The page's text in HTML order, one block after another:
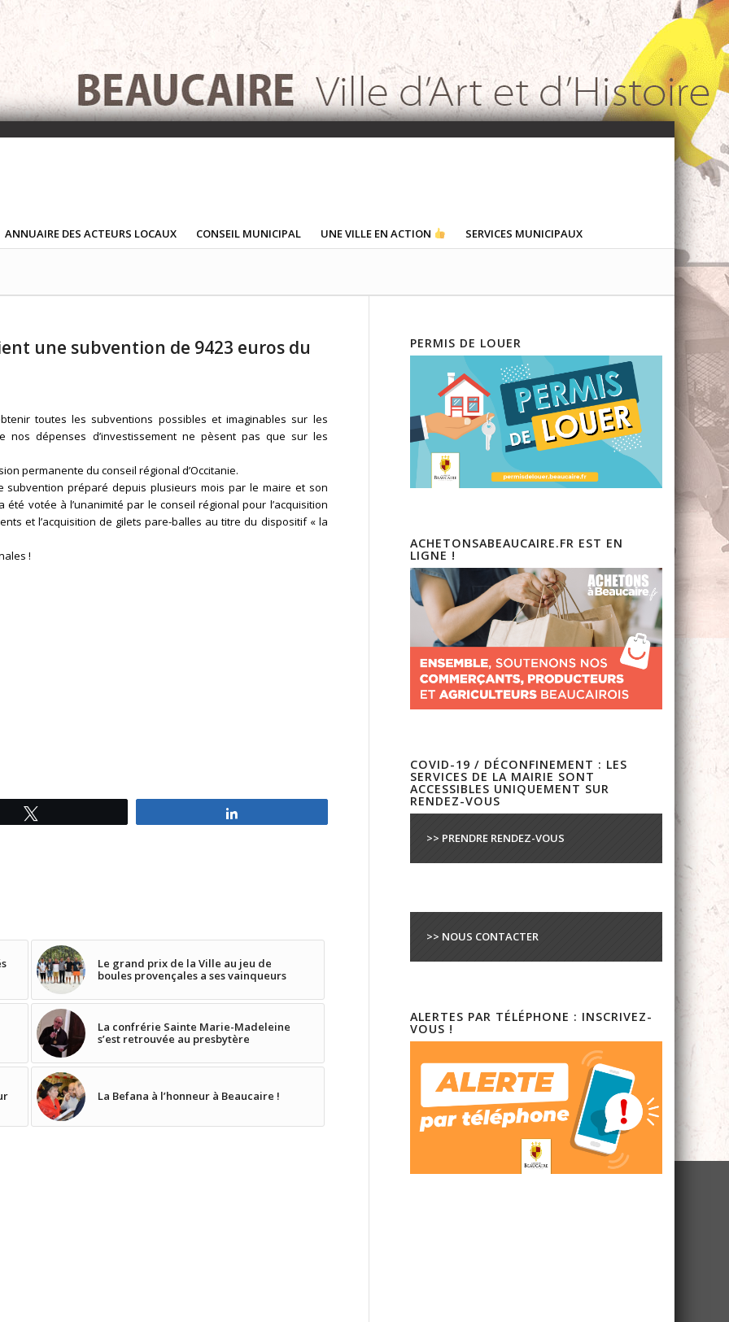
ANNUAIRE DES ACTEURS LOCAUX CONSEIL MUNICIPAL UNE VILLE EN ACTION SERVICES MUNICIPAUX
une subvention de 9423 euros du
toutes les subventions possibles et imaginables sur les
nos dépenses d’investissement ne pèsent pas que sur les
permanente du conseil régional d’Occitanie.
préparé depuis plusieurs mois par le maire et son
votée à l’unanimité par le conseil régional pour l’acquisition
et l’acquisition de gilets pare-balles au titre du dispositif « la
!
Le grand prix de la Ville au jeu de
boules provençales a ses vainqueurs
La confrérie Sainte Marie-Madeleine
s’est retrouvée au presbytère
La Befana à l’honneur à Beaucaire !
PERMIS DE LOUER
ACHETONSABEAUCAIRE.FR EST EN
LIGNE !
COVID-19 / DÉCONFINEMENT : LES
SERVICES DE LA MAIRIE SONT
ACCESSIBLES UNIQUEMENT SUR
RENDEZ-VOUS
>> PRENDRE RENDEZ-VOUS
>> NOUS CONTACTER
ALERTES PAR TÉLÉPHONE : INSCRIVEZ-
VOUS !